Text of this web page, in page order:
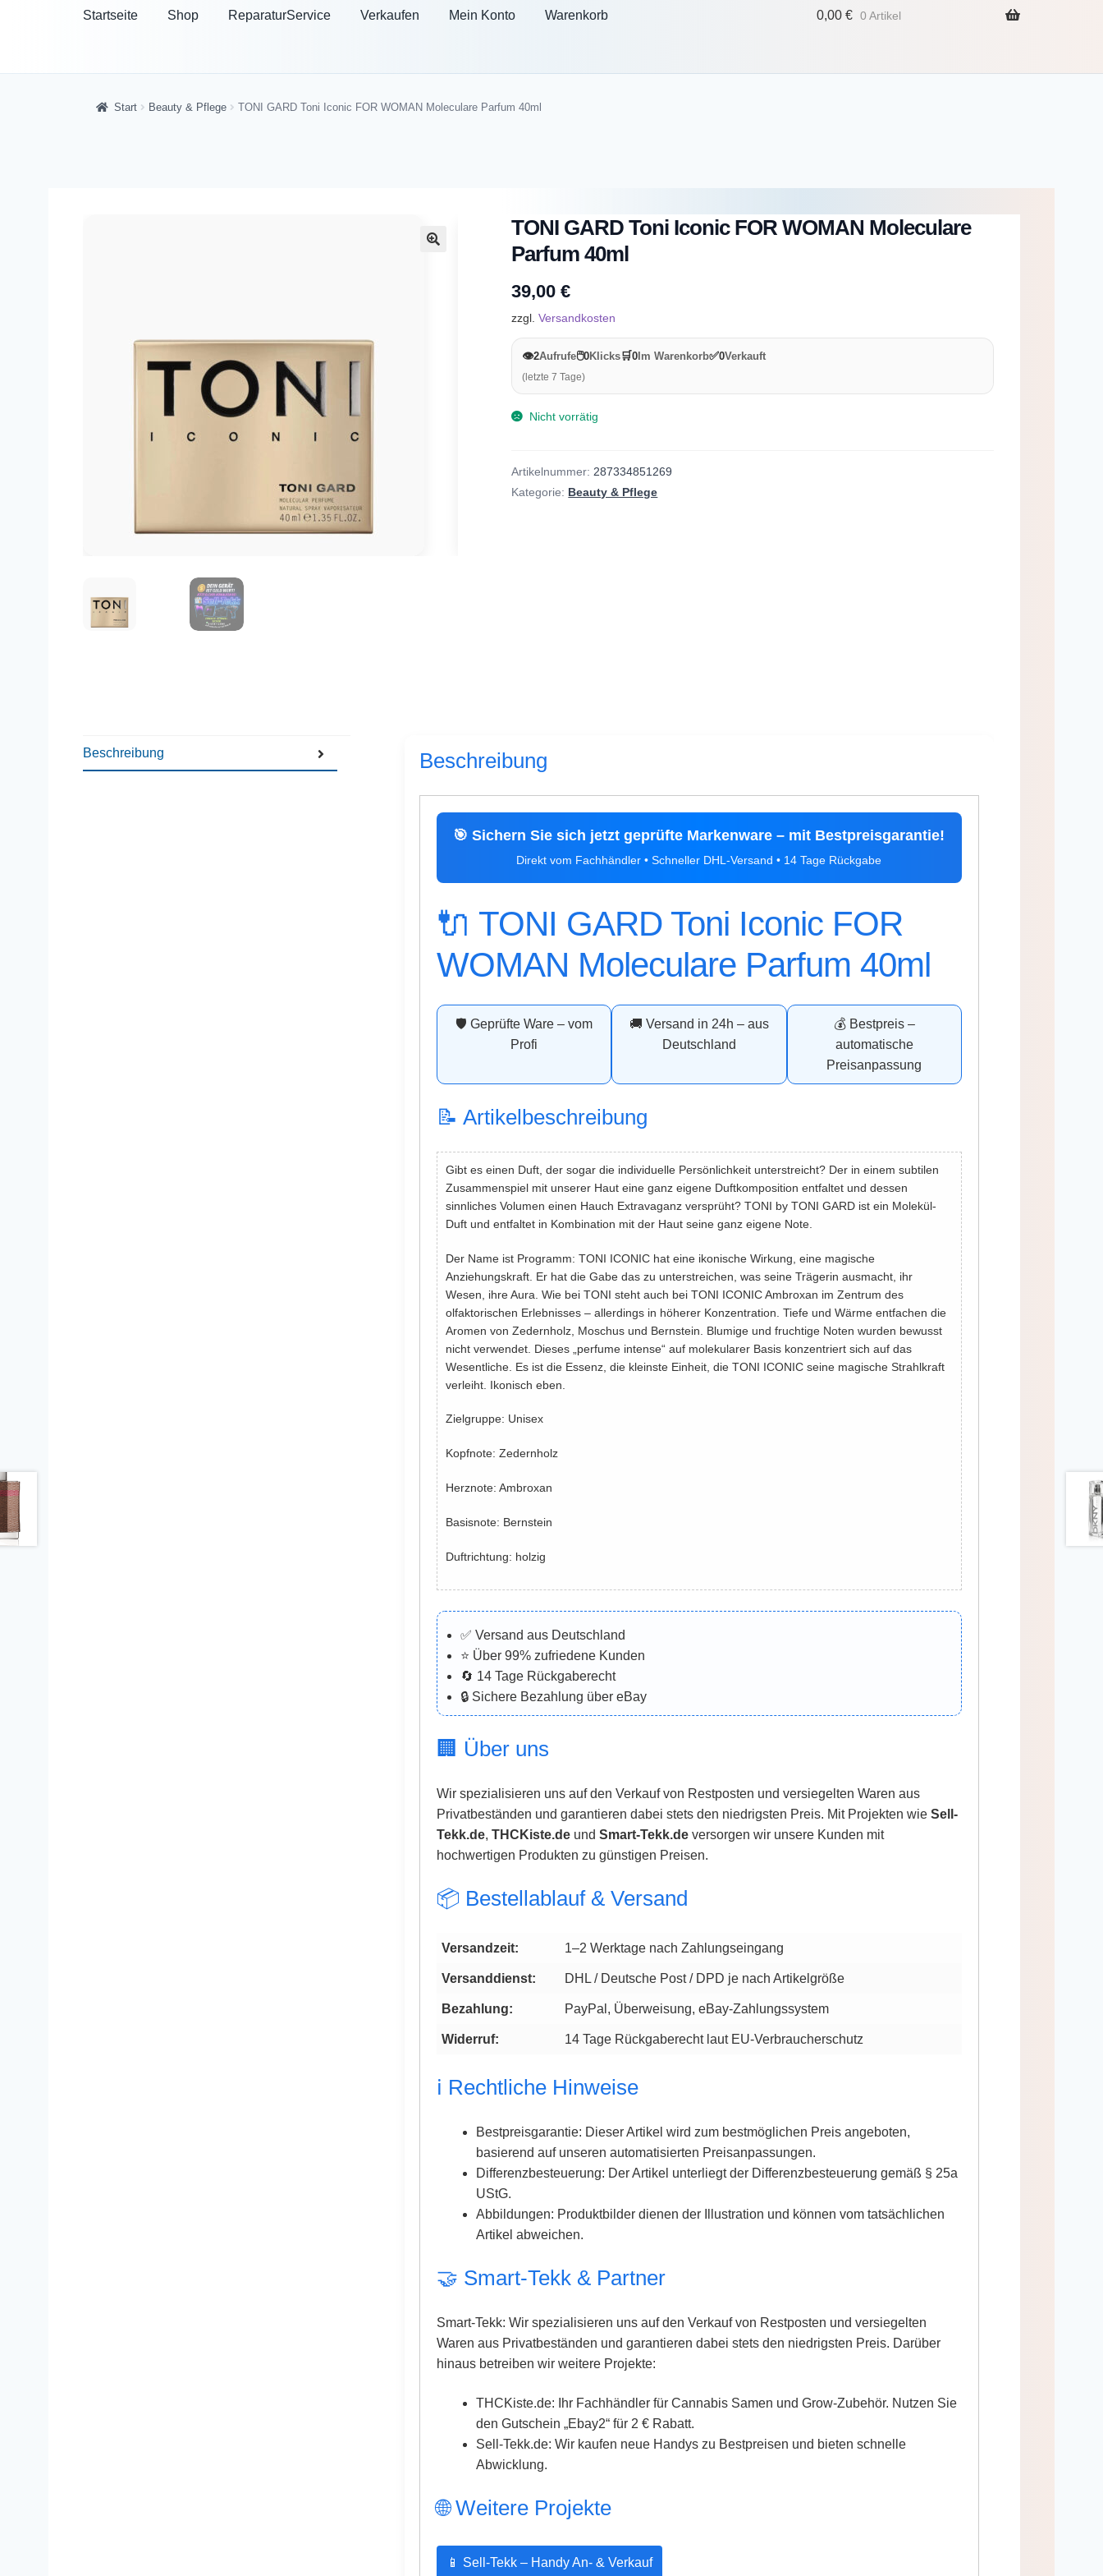
Startseite Shop ReparaturService Verkaufen Mein Konto Warenkorb 0,00 € 0 Artikel
Start Beauty & Pflege TONI GARD Toni Iconic FOR WOMAN Moleculare Parfum 40ml
TONI GARD Toni Iconic FOR WOMAN Moleculare
Parfum 40ml
39,00€
zzgl.Versandkosten
👁️2Aufrufe🖱️0Klicks🛒0 Im Warenkorb✅0Verkauft
(letzte 7 Tage)
Nicht vorrätig
Artikelnummer: 287334851269
Kategorie: Beauty & Pflege
Beschreibung Beschreibung
🎯 Sichern Sie sich jetzt geprüfte Markenware – mit Bestpreisgarantie!
Direkt vom Fachhändler • Schneller DHL-Versand • 14 Tage Rückgabe
🔌 TONI GARD Toni Iconic FOR
WOMAN Moleculare Parfum 40ml
🛡️ Geprüfte Ware – vom
Profi
🚚 Versand in 24h – aus
Deutschland
💰 Bestpreis –
automatische
Preisanpassung
📝 Artikelbeschreibung
Gibt es einen Duft, der sogar die individuelle Persönlichkeit unterstreicht? Der in einem subtilen
Zusammenspiel mit unserer Haut eine ganz eigene Duftkomposition entfaltet und dessen
sinnliches Volumen einen Hauch Extravaganz versprüht? TONI by TONI GARD ist ein Molekül-
Duft und entfaltet in Kombination mit der Haut seine ganz eigene Note.
Der Name ist Programm: TONI ICONIC hat eine ikonische Wirkung, eine magische
Anziehungskraft. Er hat die Gabe das zu unterstreichen, was seine Trägerin ausmacht, ihr
Wesen, ihre Aura. Wie bei TONI steht auch bei TONI ICONIC Ambroxan im Zentrum des
olfaktorischen Erlebnisses – allerdings in höherer Konzentration. Tiefe und Wärme entfachen die
Aromen von Zedernholz, Moschus und Bernstein. Blumige und fruchtige Noten wurden bewusst
nicht verwendet. Dieses „perfume intense“ auf molekularer Basis konzentriert sich auf das
Wesentliche. Es ist die Essenz, die kleinste Einheit, die TONI ICONIC seine magische Strahlkraft
verleiht. Ikonisch eben.
Zielgruppe: Unisex
Kopfnote: Zedernholz
Herznote: Ambroxan
Basisnote: Bernstein
Duftrichtung: holzig
✅ Versand aus Deutschland
⭐ Über 99% zufriedene Kunden
🔄 14 Tage Rückgaberecht
🔒 Sichere Bezahlung über eBay
🏢 Über uns
Wir spezialisieren uns auf den Verkauf von Restposten und versiegelten Waren aus
Privatbeständen und garantieren dabei stets den niedrigsten Preis. Mit Projekten wie Sell-
Tekk.de, THCKiste.deund Smart-Tekk.deversorgen wir unsere Kunden mit
hochwertigen Produkten zu günstigen Preisen.
📦 Bestellablauf & Versand
Versandzeit: 1–2 Werktage nach Zahlungseingang
Versanddienst: DHL / Deutsche Post / DPD je nach Artikelgröße
Bezahlung: PayPal, Überweisung, eBay-Zahlungssystem
Widerruf: 14 Tage Rückgaberecht laut EU-Verbraucherschutz
ℹ️ Rechtliche Hinweise
Bestpreisgarantie: Dieser Artikel wird zum bestmöglichen Preis angeboten,
basierend auf unseren automatisierten Preisanpassungen.
Differenzbesteuerung: Der Artikel unterliegt der Differenzbesteuerung gemäß § 25a
UStG.
Abbildungen: Produktbilder dienen der Illustration und können vom tatsächlichen
Artikel abweichen.
🤝 Smart-Tekk & Partner
Smart-Tekk: Wir spezialisieren uns auf den Verkauf von Restposten und versiegelten
Waren aus Privatbeständen und garantieren dabei stets den niedrigsten Preis. Darüber
hinaus betreiben wir weitere Projekte:
THCKiste.de: Ihr Fachhändler für Cannabis Samen und Grow-Zubehör. Nutzen Sie
den Gutschein „Ebay2“ für 2 € Rabatt.
Sell-Tekk.de: Wir kaufen neue Handys zu Bestpreisen und bieten schnelle
Abwicklung.
🌐 Weitere Projekte
📱 Sell-Tekk – Handy An- & Verkauf